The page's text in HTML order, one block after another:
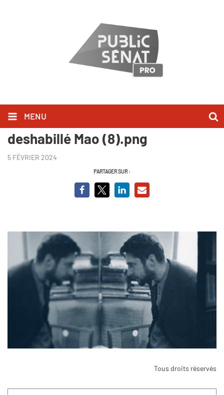
MENU
simon leys - l'homme qui a
deshabillé Mao (8).png
5 FÉVRIER 2024
PARTAGER SUR :
Tous droits réservés